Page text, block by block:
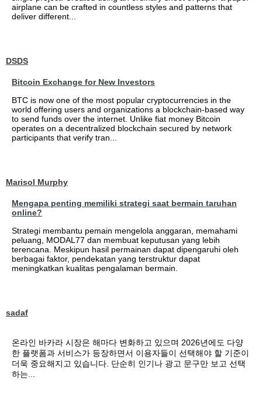
airplane can be crafted in countless styles and patterns that
deliver different...
DSDS
Bitcoin Exchange for New Investors
BTC is now one of the most popular cryptocurrencies in the
world offering users and organizations a blockchain-based way
to send funds over the internet. Unlike fiat money Bitcoin
operates on a decentralized blockchain secured by network
participants that verify tran...
Marisol Murphy
Mengapa penting memiliki strategi saat bermain taruhan
online?
Strategi membantu pemain mengelola anggaran, memahami
peluang, MODAL77 dan membuat keputusan yang lebih
terencana. Meskipun hasil permainan dapat dipengaruhi oleh
berbagai faktor, pendekatan yang terstruktur dapat
meningkatkan kualitas pengalaman bermain.
sadaf
온라인 바카라 시장은 해마다 변화하고 있으며 2026년에도 다양
한 플랫폼과 서비스가 등장하면서 이용자들이 선택해야 할 기준이
더욱 중요해지고 있습니다. 단순히 인기나 광고 문구만 보고 선택
하는...